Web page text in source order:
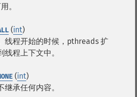
。
(int)
线程开始的时候，pthreads 扩
线程上下文中。
(int)
承任何内容。